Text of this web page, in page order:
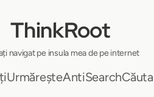
ThinkRoot
navigat pe insula mea de pe internet
UrmăreșteAntiSearch